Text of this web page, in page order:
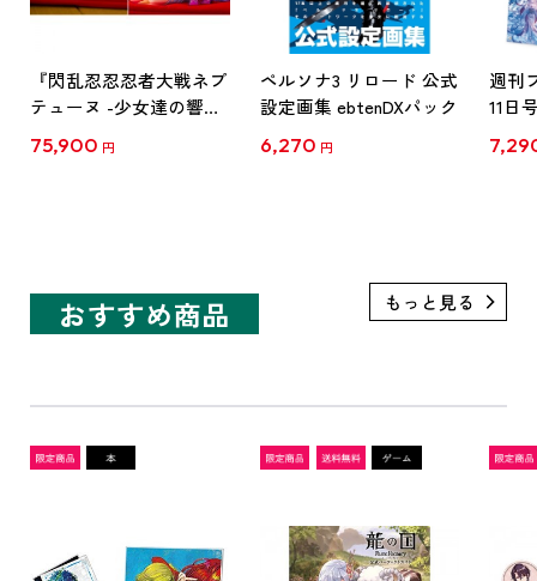
『閃乱忍忍忍者大戦ネプ
テューヌ -少女達の響
+ブラックハート3Dクリ
75,900 円
ペルソナ3 リロード 公式
設定画集 ebtenDXパック
6,270 円
週刊
11日
ネル
おすすめ商品